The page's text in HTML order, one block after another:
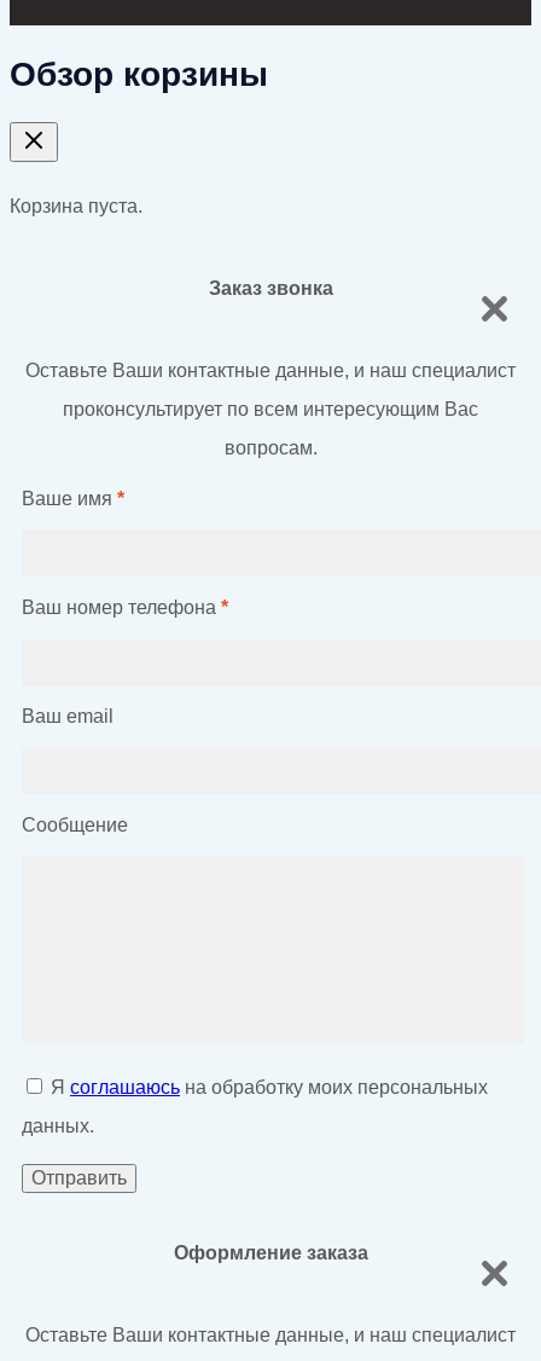
Обзор корзины
Корзина пуста.
Заказ звонка
Оставьте Ваши контактные данные, и наш специалист
проконсультирует по всем интересующим Вас
вопросам.
Ваше имя *
Ваш номер телефона *
Ваш email
Сообщение
Я соглашаюсь на обработку моих персональных
данных.
Оформление заказа
Оставьте Ваши контактные данные, и наш специалист